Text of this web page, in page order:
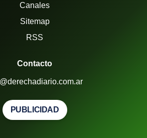
Canales
Sitemap
RSS
Contacto
PUBLICIDAD